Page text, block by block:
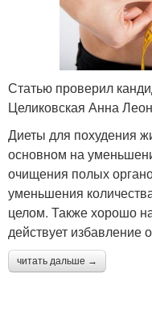
Статью проверил
Целиковская Анна
Диеты для похудения
основном на
очищения полых
уменьшения
целом. Также хорошо
действует избавление
читать дальше →